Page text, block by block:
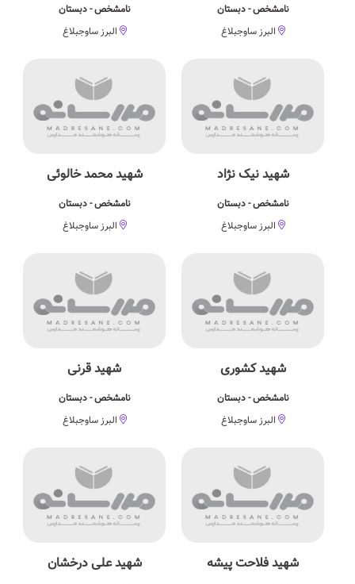
نامشخص - دبستان
البرز ساوجبلاغ
نامشخص - دبستان
البرز ساوجبلاغ
شهید نیک نژاد
نامشخص - دبستان
البرز ساوجبلاغ
شهید محمد خالوئی
نامشخص - دبستان
البرز ساوجبلاغ
شهید كشوری
نامشخص - دبستان
البرز ساوجبلاغ
شهید قرنی
نامشخص - دبستان
البرز ساوجبلاغ
شهید فلاحت پیشه شهید علی درخشان